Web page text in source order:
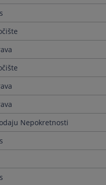
Nepokretnosti